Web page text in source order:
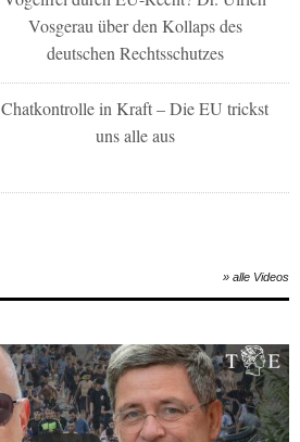
Vosgerau über den Kollaps des
deutschen Rechtsschutzes
Chatkontrolle in Kraft – Die EU trickst
uns alle aus
» alle Videos